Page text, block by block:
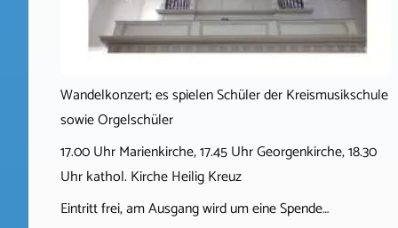
Wandelkonzert; es spielen Schüler der Kreismusikschule
sowie Orgelschüler
17.00 Uhr Marienkirche, 17.45 Uhr Georgenkirche, 18.30
Uhr kathol. Kirche Heilig Kreuz
Eintritt frei, am Ausgang wird um eine Spende…